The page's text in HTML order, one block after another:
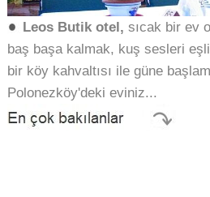
Leos Butik otel,sıcak bir ev
baş başa kalmak, kuş sesleri
bir köy kahvaltısı ile güne
Polonezköy'deki eviniz...